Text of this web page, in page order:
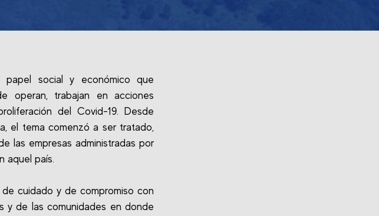
papel social y económico que
operan, trabajan en acciones
del Covid-19. Desde
el tema comenzó a ser tratado,
las empresas administradas por
aquel país.
cuidado y de compromiso con
y de las comunidades en donde